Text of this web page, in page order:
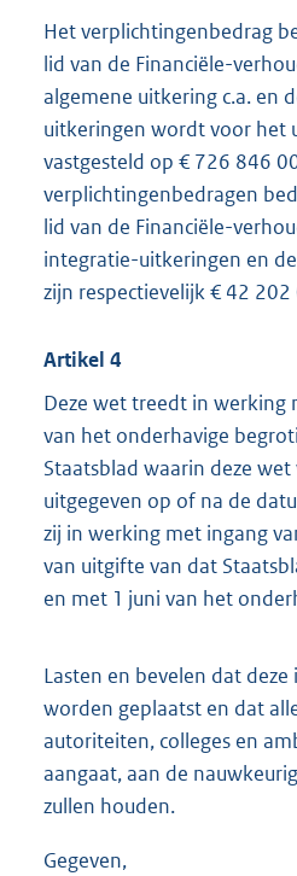
Het verplichtingenbedrag
lid van de Financiële-
algemene uitkering c.a. en
uitkeringen wordt voor het
vastgesteld op € 726 846
verplichtingenbedragen
lid van de Financiële-
integratie-uitkeringen en
zijn respectievelijk € 42
Artikel 4
Deze wet treedt in werking
van het onderhavige
Staatsblad waarin deze
uitgegeven op of na de
zij in werking met ingang
van uitgifte van dat
en met 1 juni van het
Lasten en bevelen dat
worden geplaatst en dat
autoriteiten, colleges en
aangaat, aan de
zullen houden.
Gegeven,